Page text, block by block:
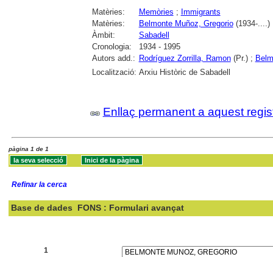
Matèries: Memòries ; Immigrants
Matèries:
Belmonte Muñoz, Gregorio(1934-....)
Àmbit:
Sabadell
Cronologia:
1934 - 1995
Autors add.: Rodríguez Zorrilla, Ramon(Pr.) ;
Localització: Arxiu Històric de Sabadell
Enllaç permanent a aquest
pàgina 1 de 1
Refinar la cerca
Base de dades FONS : Formulari avançat
1